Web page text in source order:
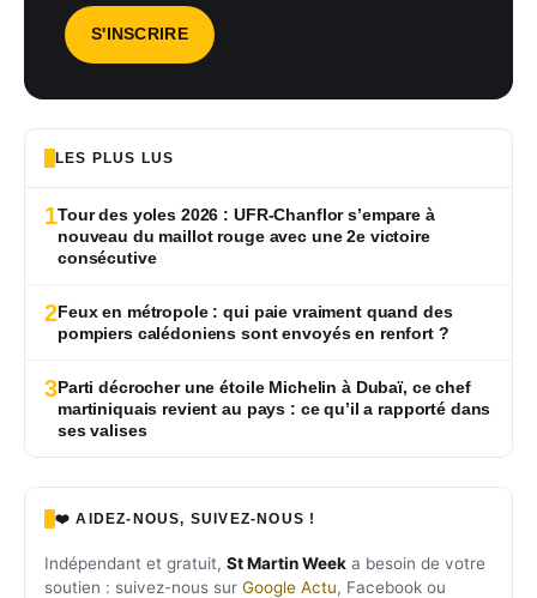
LES PLUS LUS
1Tour des yoles 2026 : UFR-Chanflor s’empare à
nouveau du maillot rouge avec une 2e victoire
consécutive
2Feux en métropole : qui paie vraiment quand des
pompiers calédoniens sont envoyés en renfort ?
3Parti décrocher une étoile Michelin à Dubaï, ce chef
martiniquais revient au pays : ce qu’il a rapporté dans
ses valises
❤️ AIDEZ-NOUS, SUIVEZ-NOUS !
Indépendant et gratuit, St Martin Week a besoin de votre
soutien : suivez-nous sur Google Actu, Facebook ou